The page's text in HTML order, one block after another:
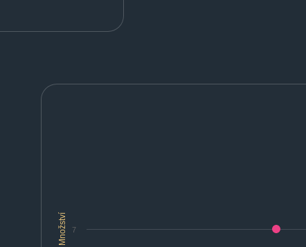
Množství 7